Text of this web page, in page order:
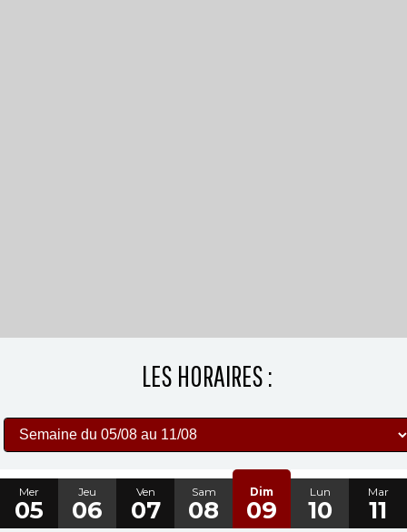
LES HORAIRES :
Mer
05
Jeu
06
Ven
07
Sam
08
Dim
09
Lun
10
Mar
11